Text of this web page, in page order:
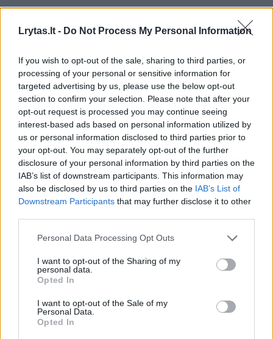
Lrytas.lt - Do Not Process My Personal Information
If you wish to opt-out of the sale, sharing to third parties, or
processing of your personal or sensitive information for
targeted advertising by us, please use the below opt-out
section to confirm your selection. Please note that after your
opt-out request is processed you may continue seeing
interest-based ads based on personal information utilized by
us or personal information disclosed to third parties prior to
your opt-out. You may separately opt-out of the further
disclosure of your personal information by third parties on the
IAB’s list of downstream participants. This information may
also be disclosed by us to third parties on the IAB’s List of
Downstream Participants that may further disclose it to other
Personal Data Processing Opt Outs
I want to opt-out of the Sharing of my
personal data.
Opted In
I want to opt-out of the Sale of my
Personal Data.
Opted In
smulkios druskos;
aliejaus, skirto kepti.
Gaminimas: